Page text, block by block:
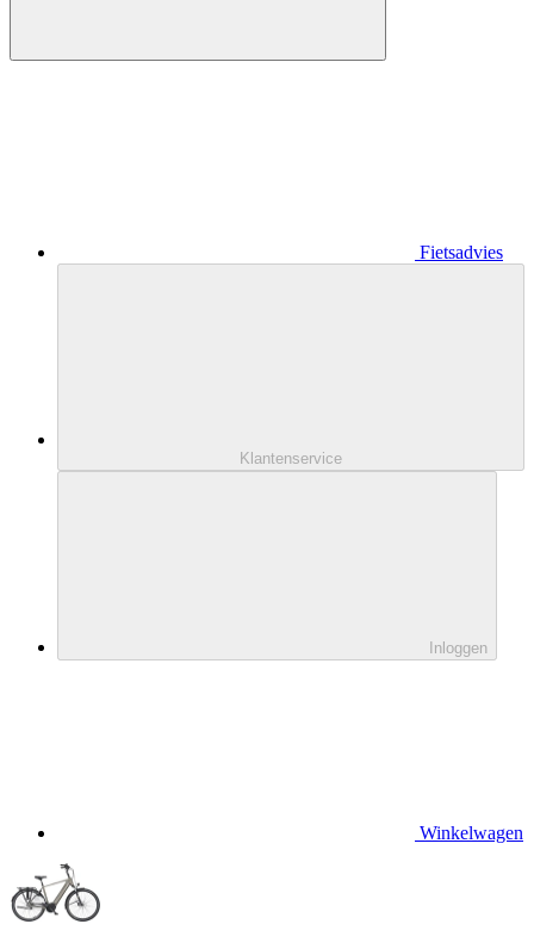
Fietsadvies
Klantenservice
Inloggen
Winkelwagen